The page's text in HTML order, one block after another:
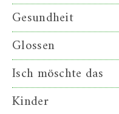
Gesundheit
Glossen
Isch möschte das
Kinder